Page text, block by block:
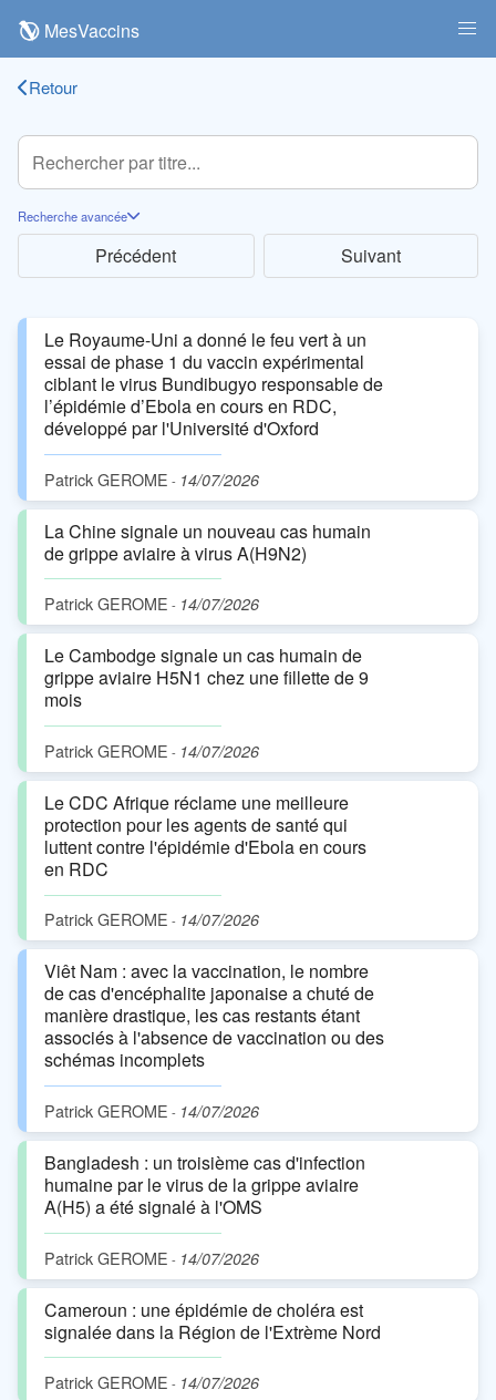
MesVaccins
Retour
Recherche avancée
Précédent Suivant
Le Royaume-Uni a donné le feu vert à un
essai de phase 1 du vaccin expérimental
ciblant le virus Bundibugyo responsable de
l’épidémie d’Ebola en cours en RDC,
développé par l'Université d'Oxford
Patrick GEROME - 14/07/2026
La Chine signale un nouveau cas humain
de grippe aviaire à virus A(H9N2)
Patrick GEROME - 14/07/2026
Le Cambodge signale un cas humain de
grippe aviaire H5N1 chez une fillette de 9
mois
Patrick GEROME - 14/07/2026
Le CDC Afrique réclame une meilleure
protection pour les agents de santé qui
luttent contre l'épidémie d'Ebola en cours
en RDC
Patrick GEROME - 14/07/2026
Viêt Nam : avec la vaccination, le nombre
de cas d'encéphalite japonaise a chuté de
manière drastique, les cas restants étant
associés à l'absence de vaccination ou des
schémas incomplets
Patrick GEROME - 14/07/2026
Bangladesh : un troisième cas d'infection
humaine par le virus de la grippe aviaire
A(H5) a été signalé à l'OMS
Patrick GEROME - 14/07/2026
Cameroun : une épidémie de choléra est
signalée dans la Région de l'Extrème Nord
Patrick GEROME - 14/07/2026